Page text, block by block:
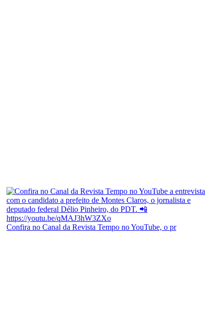
Confira no Canal da Revista Tempo no YouTube, o pr